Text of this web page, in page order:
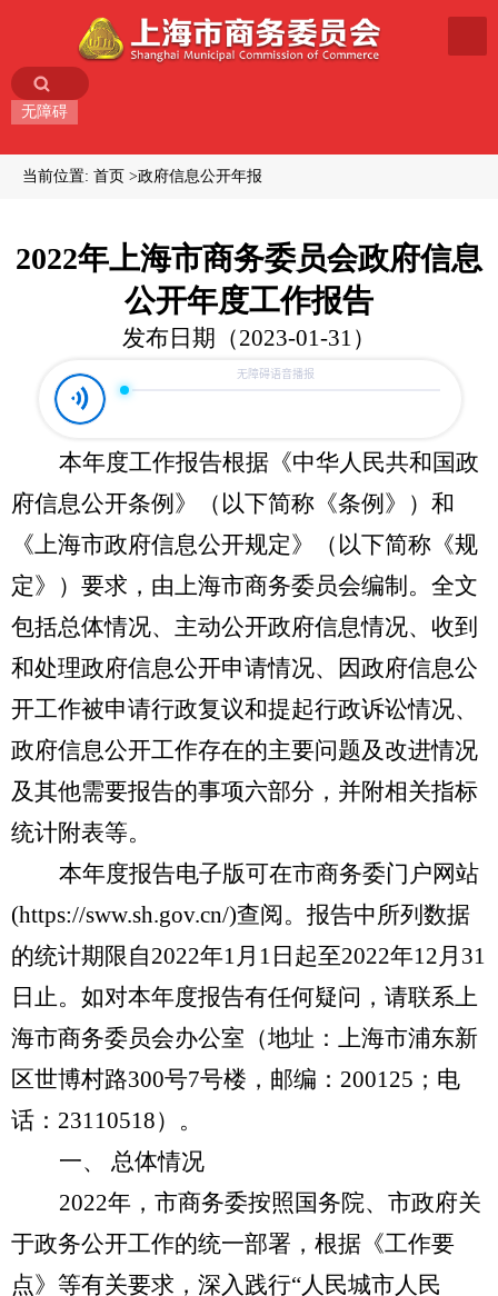
无障碍
当前位置: 首页 政府信息公开年报
2022年上海市商务委员会政府信息
公开年度工作报告
发布日期（2023-01-31）
本年度工作报告根据《中华人民共和国政
府信息公开条例》（以下简称《条例》）和
《上海市政府信息公开规定》（以下简称《规
定》）要求，由上海市商务委员会编制。全文
包括总体情况、主动公开政府信息情况、收到
和处理政府信息公开申请情况、因政府信息公
开工作被申请行政复议和提起行政诉讼情况、
政府信息公开工作存在的主要问题及改进情况
及其他需要报告的事项六部分 ，并附相关指标
统计附表等。
本年度报告电子版可在市商务委门户网站
(https://sww.sh.gov.cn/)查阅。报告中所列数据
的统计期限自2022年1月1日起至2022年12月31
日止。如对本年度报告有任何疑问，请联系上
海市商务委员会办公室（地址：上海市浦东新
区世博村路300号7号楼，邮编：200125；电
话：23110518）。
一、 总体情况
2022年，市商务委按照国务院、市政府关
于政务公开工作的统一部署， 根据 《工作要
点》 等有关要求， 深入践行“人民城市人民